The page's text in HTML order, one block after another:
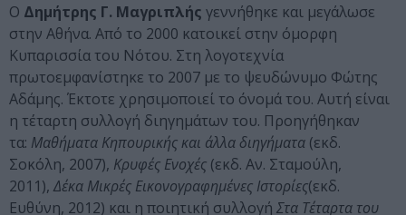
Ο Δημήτρης Γ. Μαγριπλής γεννήθηκε και μεγάλωσε
στην Αθήνα. Από το 2000 κατοικεί στην όμορφη
Κυπαρισσία του Νότου. Στη λογοτεχνία
πρωτοεμφανίστηκε το 2007 με το ψευδώνυμο Φώτης
Αδάμης. Έκτοτε χρησιμοποιεί το όνομά του. Αυτή είναι
η τέταρτη συλλογή διηγημάτων του. Προηγήθηκαν
τα: Μαθήματα Κηπουρικής και άλλα διηγήματα (εκδ.
Σοκόλη, 2007), Κρυφές Ενοχές (εκδ. Αν. Σταμούλη,
2011), Δέκα Μικρές Εικονογραφημένες Ιστορίες(εκδ.
Ευθύνη, 2012) και η ποιητική συλλογή Στα Τέταρτα του